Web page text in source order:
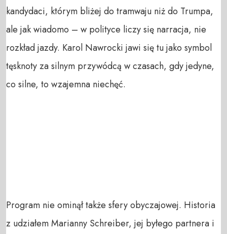
kandydaci, którym bliżej do tramwaju niż do Trumpa,
ale jak wiadomo – w polityce liczy się narracja, nie
rozkład jazdy. Karol Nawrocki jawi się tu jako symbol
tęsknoty za silnym przywódcą w czasach, gdy jedyne,
co silne, to wzajemna niechęć.
Program nie ominął także sfery obyczajowej. Historia
z udziałem Marianny Schreiber, jej byłego partnera i